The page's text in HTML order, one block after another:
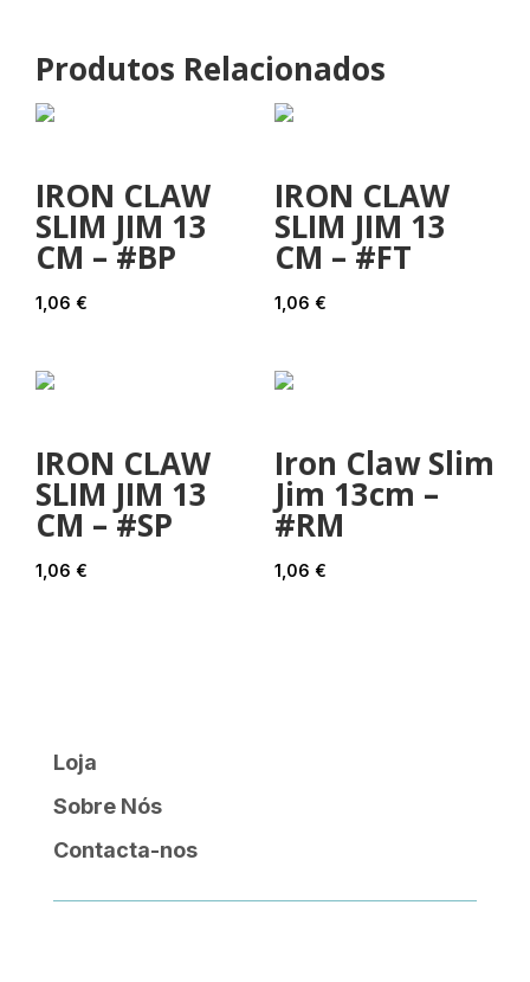
Produtos Relacionados
IRON CLAW
SLIM JIM 13
CM – #BP
1,06 €
IRON CLAW
SLIM JIM 13
CM – #FT
1,06 €
IRON CLAW
SLIM JIM 13
CM – #SP
1,06 €
Iron Claw Slim
Jim 13cm –
#RM
1,06 €
Loja
Sobre Nós
Contacta-nos